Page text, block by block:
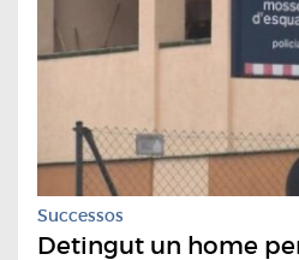
Successos
Detingut un home